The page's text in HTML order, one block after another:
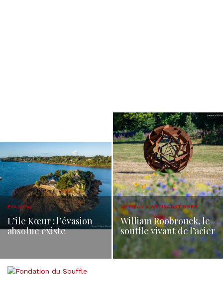
EVASION
L’île Kœur : l’évasion
absolue existe
ARTISAN & ARTISANAT D'ART
William Roobrouck, le
souffle vivant de l’acier